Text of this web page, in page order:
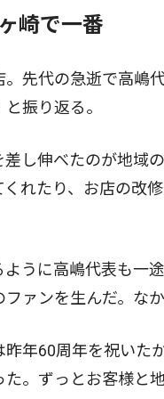
崎で一番
先代の急逝で高嶋
振り返る。
し伸べたのが地域
れたり、お店の改
うに高嶋代表も一
ファンを生んだ。な
年60周年を祝いた
た。ずっとお客様と